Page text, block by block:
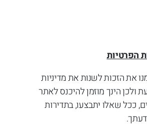
הפרטיות
את הזכות לשנות את מדיניות
ולכן הינך מוזמן להיכנס לאתר
ככל שאלו יתבצעו, בתדירות